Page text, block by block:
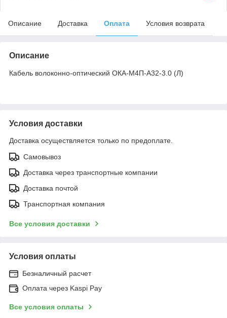
Описание Доставка Оплата Условия возврата
Описание
Кабель волоконно-оптический ОКА-М4П-А32-3.0 (Л)
Условия доставки
Доставка осуществляется только по предоплате.
Самовывоз
Доставка через транспортные компании
Доставка почтой
Транспортная компания
Все условия доставки
Условия оплаты
Безналичный расчет
Оплата через Kaspi Pay
Все условия оплаты